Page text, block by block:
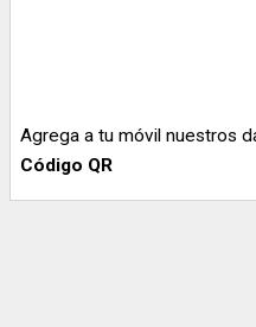
Agrega a tu móvil nuestros
Código QR